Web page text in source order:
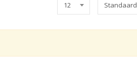
12 Standaard